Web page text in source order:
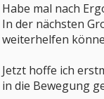
Habe mal nach
In der nächsten
weiterhelfen
Jetzt hoffe ich
in die Bewegung